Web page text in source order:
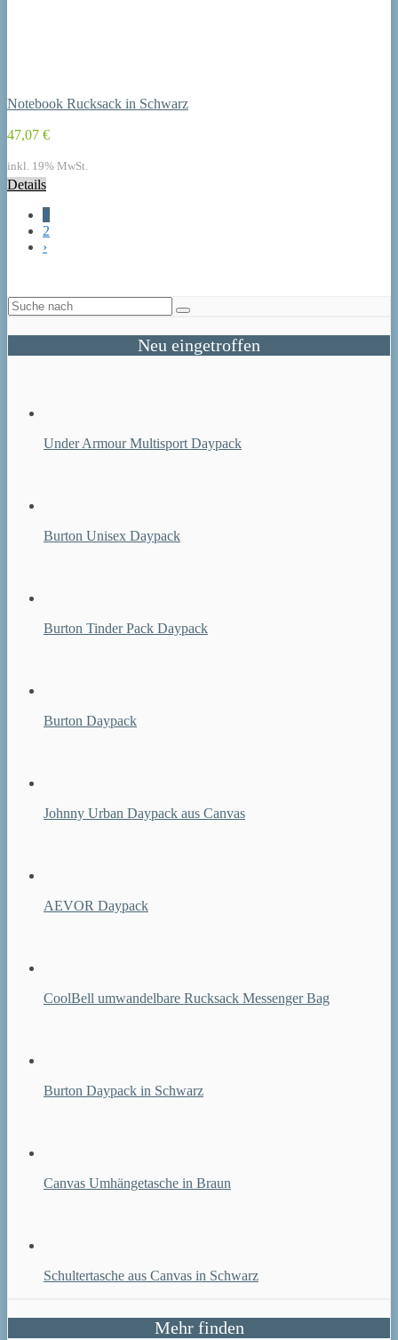
Notebook Rucksack in Schwarz
47,07 €
inkl. 19% MwSt.
Details
1
2
›
Neu eingetroffen
Under Armour Multisport Daypack
Burton Unisex Daypack
Burton Tinder Pack Daypack
Burton Daypack
Johnny Urban Daypack aus Canvas
AEVOR Daypack
CoolBell umwandelbare Rucksack Messenger Bag
Burton Daypack in Schwarz
Canvas Umhängetasche in Braun
Schultertasche aus Canvas in Schwarz
Mehr finden